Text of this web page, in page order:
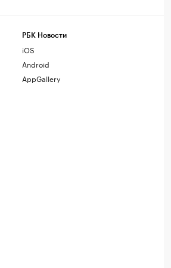
РБК Новости
iOS
Android
AppGallery